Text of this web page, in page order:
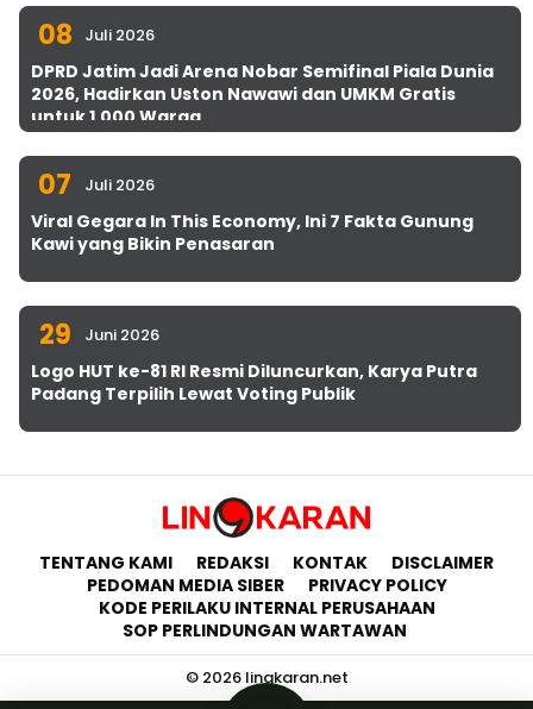
08 Juli 2026
DPRD Jatim Jadi Arena Nobar Semifinal Piala Dunia
2026, Hadirkan Uston Nawawi dan UMKM Gratis
untuk 1.000 Warga
07 Juli 2026
Viral Gegara In This Economy, Ini 7 Fakta Gunung
Kawi yang Bikin Penasaran
29 Juni 2026
Logo HUT ke-81 RI Resmi Diluncurkan, Karya Putra
Padang Terpilih Lewat Voting Publik
TENTANG KAMI REDAKSI KONTAK
DISCLAIMER
PEDOMAN MEDIA SIBER
PRIVACY POLICY
KODE PERILAKU INTERNAL PERUSAHAAN
SOP PERLINDUNGAN WARTAWAN
© 2026 lingkaran.net